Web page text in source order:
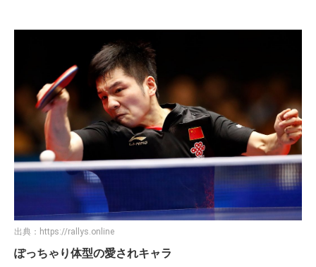
出典： https://rallys.online
ぽっちゃり体型の愛されキャラ